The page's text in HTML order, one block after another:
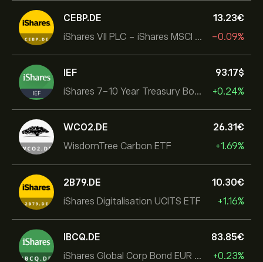
CEBP.DE
iShares VII PLC - iShares MSCI EMU USD Hedged UCITS ETF
13.23‎€‎
-0.09%
IEF
iShares 7-10 Year Treasury Bond ETF
93.17‎$‎
+0.24%
WCO2.DE
WisdomTree Carbon ETF
26.31‎€‎
+1.69%
2B79.DE
iShares Digitalisation UCITS ETF
10.30‎€‎
+1.16%
IBCQ.DE
iShares Global Corp Bond EUR Hedged UCITS ETF Dist
83.85‎€‎
+0.23%